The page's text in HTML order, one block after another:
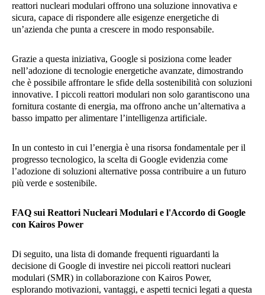
reattori nucleari modulari offrono una soluzione innovativa e
sicura, capace di rispondere alle esigenze energetiche di
un’azienda che punta a crescere in modo responsabile.
Grazie a questa iniziativa, Google si posiziona come leader
nell’adozione di tecnologie energetiche avanzate, dimostrando
che è possibile affrontare le sfide della sostenibilità con soluzioni
innovative. I piccoli reattori modulari non solo garantiscono una
fornitura costante di energia, ma offrono anche un’alternativa a
basso impatto per alimentare l’intelligenza artificiale.
In un contesto in cui l’energia è una risorsa fondamentale per il
progresso tecnologico, la scelta di Google evidenzia come
l’adozione di soluzioni alternative possa contribuire a un futuro
più verde e sostenibile.
FAQ sui Reattori Nucleari Modulari e l'Accordo di Google
con Kairos Power
Di seguito, una lista di domande frequenti riguardanti la
decisione di Google di investire nei piccoli reattori nucleari
modulari (SMR) in collaborazione con Kairos Power,
esplorando motivazioni, vantaggi, e aspetti tecnici legati a questa